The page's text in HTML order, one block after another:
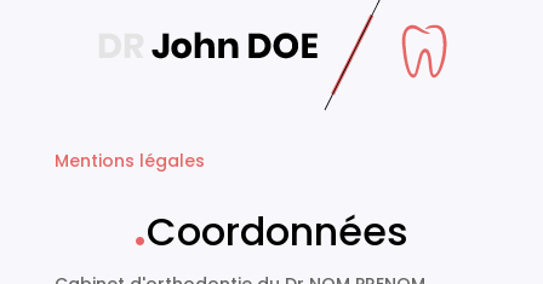
Mentions légales
.Coordonnées